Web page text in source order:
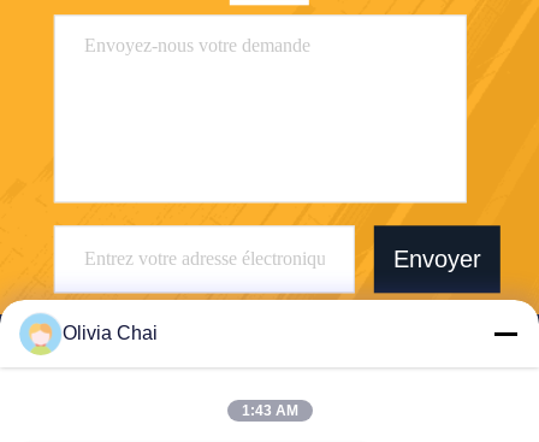
Envoyer
Olivia Chai
1:43 AM